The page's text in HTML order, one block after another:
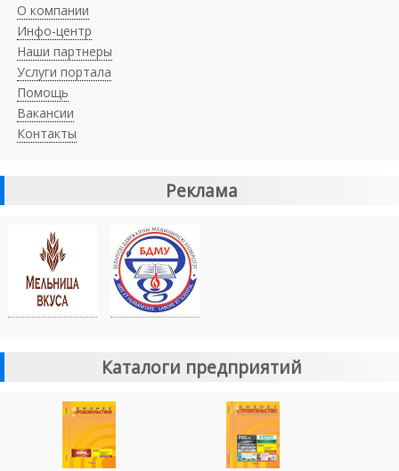
О компании
Инфо-центр
Наши партнеры
Услуги портала
Помощь
Вакансии
Контакты
Реклама
Каталоги предприятий